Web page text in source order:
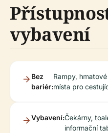
vybavení
Bez
bariér:
Rampy,
místa pro
Vybavení:Čekárny,
informační